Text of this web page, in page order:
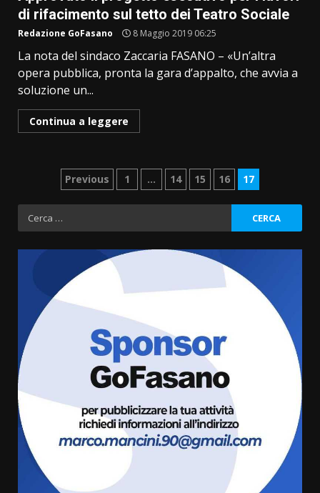
di rifacimento sul tetto dei Teatro Sociale
Redazione GoFasano 8 Maggio 2019 06:25
La nota del sindaco Zaccaria FASANO – «Un’altra
opera pubblica, pronta la gara d’appalto, che avvia a
soluzione un...
Continua a leggere
Paginazione
degli
articoli
Previous 1 … 14 15 16 17
Ricerca
per:
Fasanese ferito a colpi di arma
da fuoco
6 Agosto 2026 18:13
Carta d’identità: continua il piano
di aperture straordinarie del
Comune di Fasano